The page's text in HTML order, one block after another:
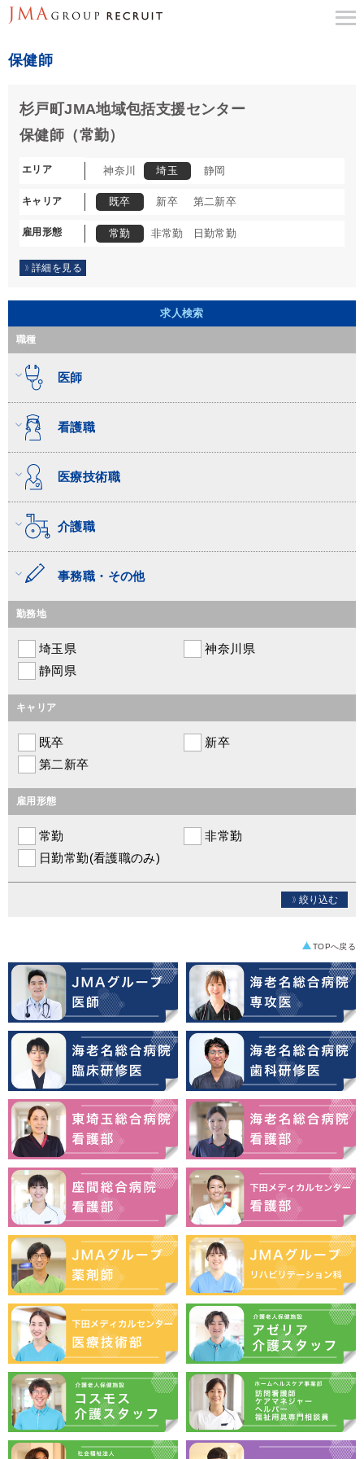
保健師
杉戸町JMA地域包括支援センター
保健師（常勤）
エリア 神奈川 埼玉 静岡
キャリア 既卒 新卒 第二新卒
雇用形態 常勤 非常勤 日勤常勤
詳細を見る
求人検索
職種
医師
看護職
医療技術職
介護職
事務職・その他
勤務地
埼玉県
神奈川県
静岡県
キャリア
既卒
新卒
第二新卒
雇用形態
常勤
非常勤
日勤常勤(看護職のみ)
絞り込む
TOPへ戻る